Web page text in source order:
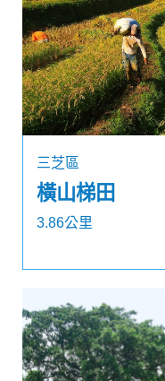
三芝區
橫山梯田
3.86公里